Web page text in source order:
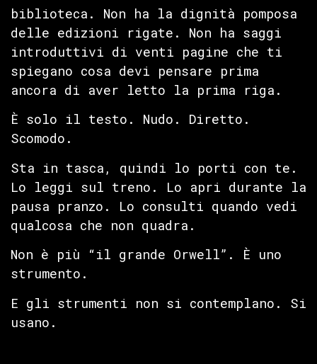
biblioteca. Non ha la dignità pomposa
delle edizioni rigate. Non ha saggi
introduttivi di venti pagine che ti
spiegano cosa devi pensare prima
ancora di aver letto la prima riga.
È solo il testo. Nudo. Diretto.
Scomodo.
Sta in tasca, quindi lo porti con te.
Lo leggi sul treno. Lo apri durante la
pausa pranzo. Lo consulti quando vedi
qualcosa che non quadra.
Non è più “il grande Orwell”. È uno
strumento.
E gli strumenti non si contemplano. Si
usano.